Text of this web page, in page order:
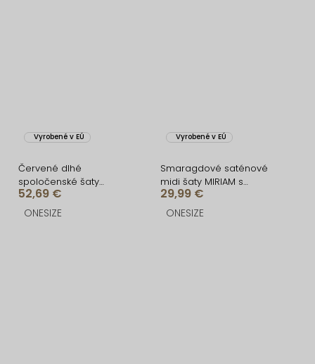
Vyrobené v EÚ
Červené dlhé
spoločenské šaty
KULOSA
52,69 €
ONESIZE
Vyrobené v EÚ
Smaragdové saténové
midi šaty MIRIAM s
krátkym rukávom
29,99 €
ONESIZE